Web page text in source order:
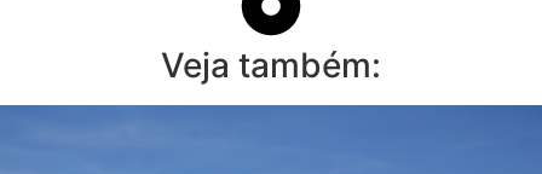
Veja também: